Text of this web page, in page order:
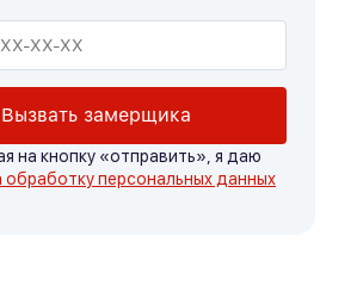
Вызвать замерщика
на кнопку «отправить», я даю
обработку персональных данных